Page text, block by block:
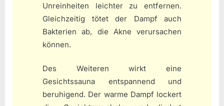
Unreinheiten leichter zu entfernen.
Gleichzeitig tötet der Dampf auch
Bakterien ab, die Akne verursachen
können.
Des Weiteren wirkt eine
Gesichtssauna entspannend und
beruhigend. Der warme Dampf lockert